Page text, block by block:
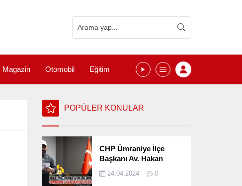
Magazin Otomobil Eğitim
POPÜLER KONULAR
CHP Ümraniye İlçe
Başkanı Av. Hakan
Seçimlerini
24.04.2024 0